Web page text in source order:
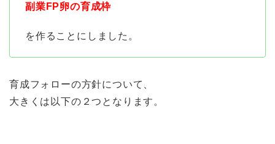
副業FP卵の育成枠
を作ることにしました。
育成フォローの方針について、
大きくは以下の２つとなります。